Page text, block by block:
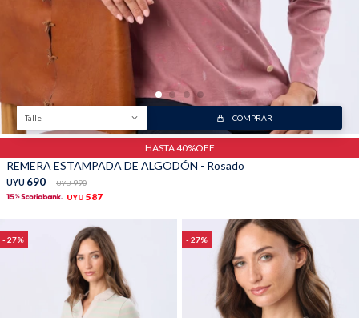
Talle COMPRAR
HASTA 40%OFF
REMERA ESTAMPADA DE ALGODÓN - Rosado
UYU 690 UYU 990
UYU 587
27 27